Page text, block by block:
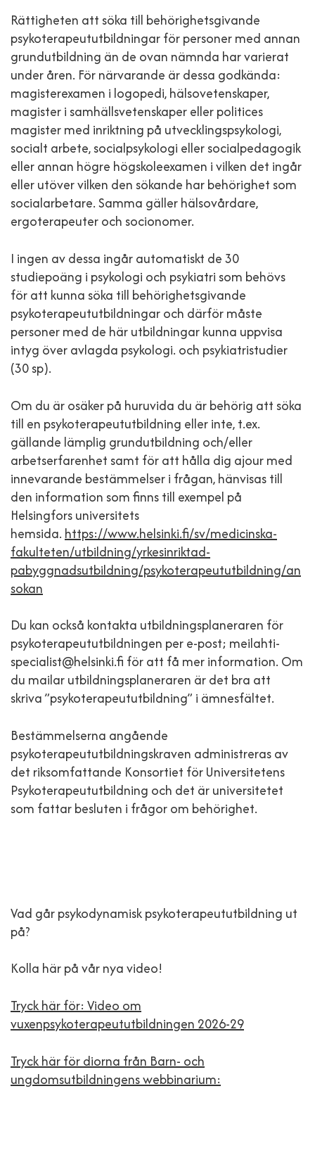
Rättigheten att söka till behörighetsgivande
psykoterapeututbildningar för personer med annan
grundutbildning än de ovan nämnda har varierat
under åren. För närvarande är dessa godkända:
magisterexamen i logopedi, hälsovetenskaper,
magister i samhällsvetenskaper eller politices
magister med inriktning på utvecklingspsykologi,
socialt arbete, socialpsykologi eller socialpedagogik
eller annan högre högskoleexamen i vilken det ingår
eller utöver vilken den sökande har behörighet som
socialarbetare. Samma gäller hälsovårdare,
ergoterapeuter och socionomer.
I ingen av dessa ingår automatiskt de 30
studiepoäng i psykologi och psykiatri som behövs
för att kunna söka till behörighetsgivande
psykoterapeututbildningar och därför måste
personer med de här utbildningar kunna uppvisa
intyg över avlagda psykologi. och psykiatristudier
(30 sp).
Om du är osäker på huruvida du är behörig att söka
till en psykoterapeututbildning eller inte, t.ex.
gällande lämplig grundutbildning och/eller
arbetserfarenhet samt för att hålla dig ajour med
innevarande bestämmelser i frågan, hänvisas till
den information som finns till exempel på
Helsingfors universitets
hemsida. https://www.helsinki.fi/sv/medicinska-
fakulteten/utbildning/yrkesinriktad-
pabyggnadsutbildning/psykoterapeututbildning/an
sokan
Du kan också kontakta utbildningsplaneraren för
psykoterapeututbildningen per e-post; meilahti-
specialist@helsinki.fi för att få mer information. Om
du mailar utbildningsplaneraren är det bra att
skriva ”psykoterapeututbildning” i ämnesfältet.
Bestämmelserna angående
psykoterapeututbildningskraven administreras av
det riksomfattande Konsortiet för Universitetens
Psykoterapeututbildning och det är universitetet
som fattar besluten i frågor om behörighet.
Vad går psykodynamisk psykoterapeututbildning ut
på?
Kolla här på vår nya video!
Tryck här för: Video om
vuxenpsykoterapeututbildningen 2026-29
Tryck här för diorna från Barn- och
ungdomsutbildningens webbinarium: